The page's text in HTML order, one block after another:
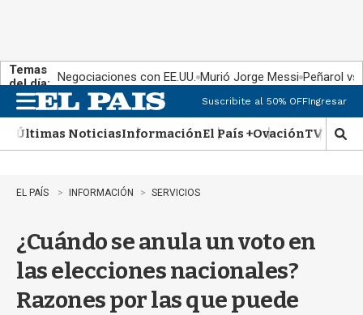
Temas
del día: Negociaciones con EE.UU. Murió Jorge Messi Peñarol
n
u
Suscribite al 50% OFFIngresar
Últimas NoticiasInformaciónEl País +OvaciónTV Show
M
o
EL PAÍS INFORMACIÓN SERVICIOS
¿Cuándo se anula un voto en
las elecciones nacionales?
Razones por las que puede